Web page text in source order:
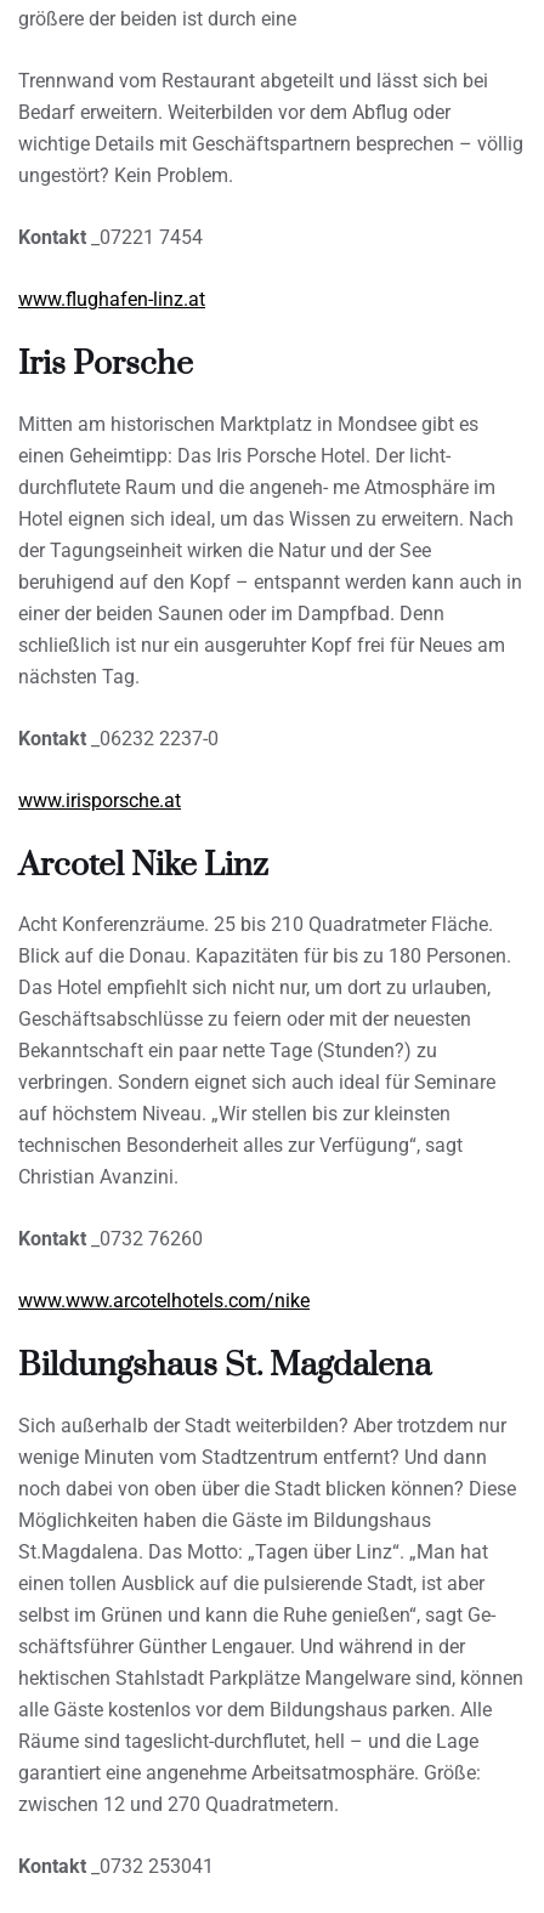
größere der beiden ist durch eine
Trennwand vom Restaurant abgeteilt und lässt sich bei
Bedarf erweitern. Weiterbilden vor dem Abflug oder
wichtige Details mit Geschäftspartnern besprechen – völlig
ungestört? Kein Problem.
Kontakt _07221 7454
www.flughafen-linz.at
Iris Porsche
Mitten am historischen Marktplatz in Mondsee gibt es
einen Geheimtipp: Das Iris Porsche Hotel. Der licht-
durchflutete Raum und die angeneh- me Atmosphäre im
Hotel eignen sich ideal, um das Wissen zu erweitern. Nach
der Tagungseinheit wirken die Natur und der See
beruhigend auf den Kopf – entspannt werden kann auch in
einer der beiden Saunen oder im Dampfbad. Denn
schließlich ist nur ein ausgeruhter Kopf frei für Neues am
nächsten Tag.
Kontakt _06232 2237-0
www.irisporsche.at
Arcotel Nike Linz
Acht Konferenzräume. 25 bis 210 Quadratmeter Fläche.
Blick auf die Donau. Kapazitäten für bis zu 180 Personen.
Das Hotel empfiehlt sich nicht nur, um dort zu urlauben,
Geschäftsabschlüsse zu feiern oder mit der neuesten
Bekanntschaft ein paar nette Tage (Stunden?) zu
verbringen. Sondern eignet sich auch ideal für Seminare
auf höchstem Niveau. „Wir stellen bis zur kleinsten
technischen Besonderheit alles zur Verfügung“, sagt
Christian Avanzini.
Kontakt _0732 76260
www.www.arcotelhotels.com/nike
Bildungshaus St. Magdalena
Sich außerhalb der Stadt weiterbilden? Aber trotzdem nur
wenige Minuten vom Stadtzentrum entfernt? Und dann
noch dabei von oben über die Stadt blicken können? Diese
Möglichkeiten haben die Gäste im Bildungshaus
St.Magdalena. Das Motto: „Tagen über Linz“. „Man hat
einen tollen Ausblick auf die pulsierende Stadt, ist aber
selbst im Grünen und kann die Ruhe genießen“, sagt Ge-
schäftsführer Günther Lengauer. Und während in der
hektischen Stahlstadt Parkplätze Mangelware sind, können
alle Gäste kostenlos vor dem Bildungshaus parken. Alle
Räume sind tageslicht-durchflutet, hell – und die Lage
garantiert eine angenehme Arbeitsatmosphäre. Größe:
zwischen 12 und 270 Quadratmetern.
Kontakt _0732 253041